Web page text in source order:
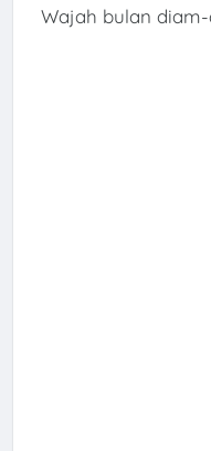
Wajah bulan